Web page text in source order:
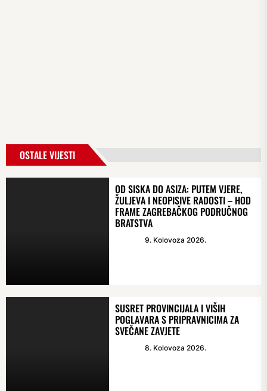
OSTALE VIJESTI
OD SISKA DO ASIZA: PUTEM VJERE,
ŽULJEVA I NEOPISIVE RADOSTI – HOD
FRAME ZAGREBAČKOG PODRUČNOG
BRATSTVA
9. Kolovoza 2026.
SUSRET PROVINCIJALA I VIŠIH
POGLAVARA S PRIPRAVNICIMA ZA
SVEČANE ZAVJETE
8. Kolovoza 2026.